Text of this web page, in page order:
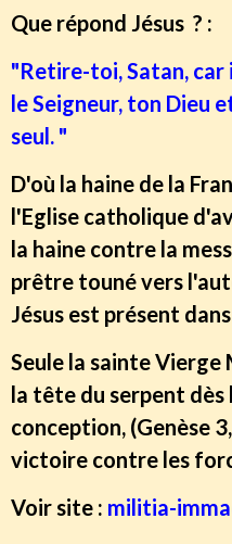
Que répond Jésus ? :
"Retire-toi, Satan, car
le Seigneur, ton Dieu
seul. "
D'où la haine de la
l'Eglise catholique
la haine contre la
prêtre touné vers
Jésus est présent
Seule la sainte Vierge
la tête du serpent
conception, (Genèse
victoire contre les
Voir site : militia-